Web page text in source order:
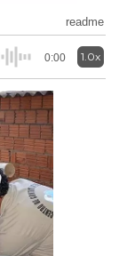
readme
0:00 1.0x